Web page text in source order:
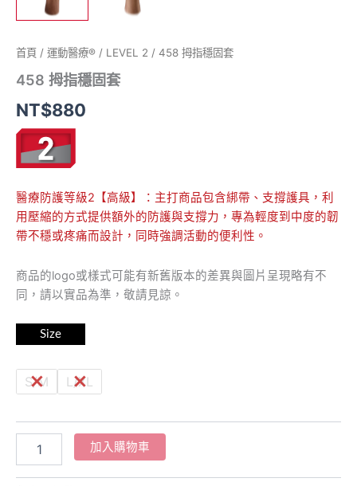
首頁 / 運動醫療® / LEVEL 2 / 458 拇指穩固套
458 拇指穩固套
NT$880
醫療防護等級2【高級】：主打商品包含綁帶、支撐護具，利
用壓縮的方式提供額外的防護與支撐力，專為輕度到中度的韌
帶不穩或疼痛而設計，同時強調活動的便利性。
商品的logo或樣式可能有新舊版本的差異與圖片呈現略有不
同，請以實品為準，敬請見諒。
Size
S/M L/XL
加入購物車